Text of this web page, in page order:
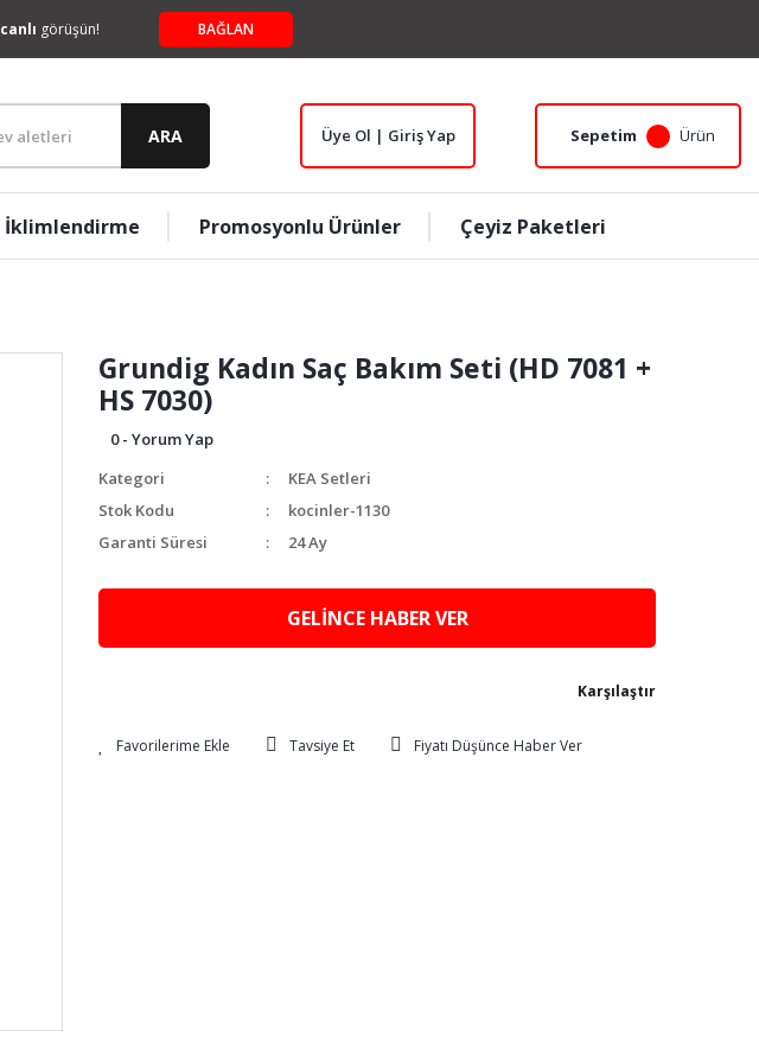
canlı görüşün! BAĞLAN
ARA Üye Ol | Giriş Yap Sepetim Ürün
İklimlendirme Promosyonlu Ürünler Çeyiz Paketleri
Grundig Kadın Saç Bakım Seti (HD 7081 +
HS 7030)
0 - Yorum Yap
Kategori
KEA Setleri
Stok Kodu
kocinler-1130
Garanti Süresi
24 Ay
GELİNCE HABER VER
Karşılaştır
Tavsiye Et Fiyatı Düşünce Haber Ver